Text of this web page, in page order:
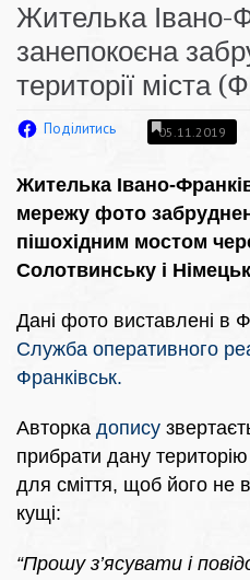
Жителька Івано-
занепокоєна
території міста
Поділитись 05.11.2019
Жителька Івано-
мережу фото
пішохідним мостом
Солотвинську і
Дані фото виставлені в
Служба оперативного
Франківськ.
Авторка допису
прибрати дану
для сміття, щоб його не
кущі:
“Прошу з’ясувати і